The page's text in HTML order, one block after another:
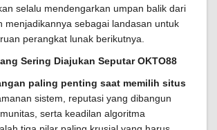
selalu mendengarkan umpan balik dari
menjadikannya sebagai landasan untuk
perangkat lunak berikutnya.
Sering Diajukan Seputar OKTO88
paling penting saat memilih situs
sistem, reputasi yang dibangun
serta keadilan algoritma